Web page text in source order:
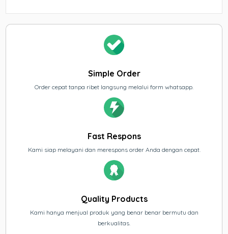
Simple Order
Order cepat tanpa ribet langsung melalui form whatsapp.
Fast Respons
Kami siap melayani dan merespons order Anda dengan cepat.
Quality Products
Kami hanya menjual produk yang benar benar bermutu dan
berkualitas.